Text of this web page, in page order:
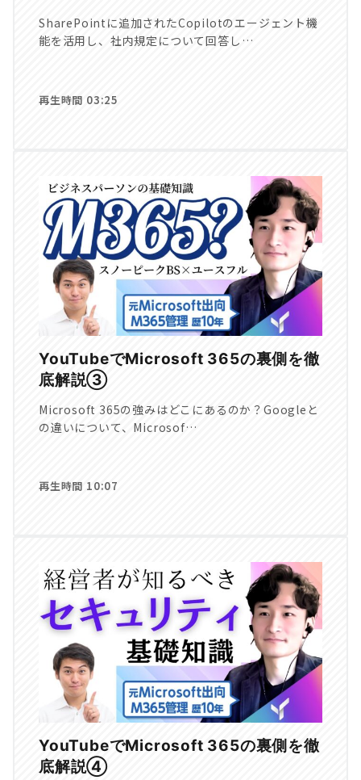
SharePointに追加されたCopilotのエージェント機
能を活用し、社内規定について回答し…
再生時間 03:25
YouTubeでMicrosoft 365の裏側を徹
底解説③
Microsoft 365の強みはどこにあるのか？Googleと
の違いについて、Microsof…
再生時間 10:07
YouTubeでMicrosoft 365の裏側を徹
底解説④